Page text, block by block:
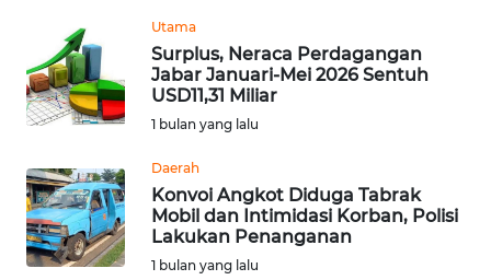
Utama
Surplus, Neraca Perdagangan
Jabar Januari-Mei 2026 Sentuh
USD11,31 Miliar
1 bulan yang lalu
Daerah
Konvoi Angkot Diduga Tabrak
Mobil dan Intimidasi Korban, Polisi
Lakukan Penanganan
1 bulan yang lalu
WN
SAMOSIR
LAWAS
WN
SUMEDANG